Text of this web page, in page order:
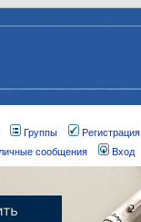
Группы
Регистрация
сообщения Вход